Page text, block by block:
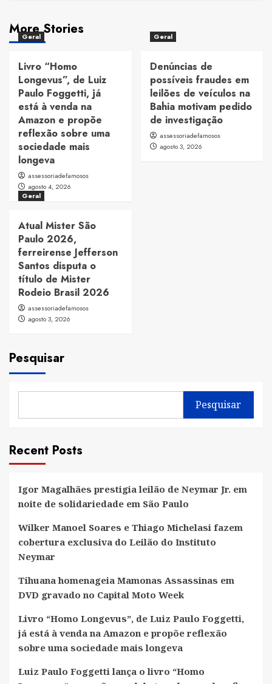
More Stories
Geral
Livro “Homo
Longevus”, de Luiz
Paulo Foggetti, já
está à venda na
Amazon e propõe
reflexão sobre uma
sociedade mais
longeva
assessoriadefamosos
agosto 4, 2026
Geral
Denúncias de
possíveis fraudes em
leilões de veículos na
Bahia motivam pedido
de investigação
assessoriadefamosos
agosto 3, 2026
Geral
Atual Mister São
Paulo 2026,
ferreirense Jefferson
Santos disputa o
título de Mister
Rodeio Brasil 2026
assessoriadefamosos
agosto 3, 2026
Pesquisar
Pesquisar
Recent Posts
Igor Magalhães prestigia leilão de Neymar Jr. em
noite de solidariedade em São Paulo
Wilker Manoel Soares e Thiago Michelasi fazem
cobertura exclusiva do Leilão do Instituto
Neymar
Tihuana homenageia Mamonas Assassinas em
DVD gravado no Capital Moto Week
Livro “Homo Longevus”, de Luiz Paulo Foggetti,
já está à venda na Amazon e propõe reflexão
sobre uma sociedade mais longeva
Luiz Paulo Foggetti lança o livro “Homo